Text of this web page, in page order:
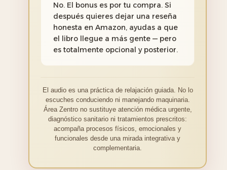
No. El bonus es por tu compra. Si
después quieres dejar una reseña
honesta en Amazon, ayudas a que
el libro llegue a más gente — pero
es totalmente opcional y posterior.
El audio es una práctica de relajación guiada. No lo
escuches conduciendo ni manejando maquinaria.
Área Zentro no sustituye atención médica urgente,
diagnóstico sanitario ni tratamientos prescritos:
acompaña procesos físicos, emocionales y
funcionales desde una mirada integrativa y
complementaria.